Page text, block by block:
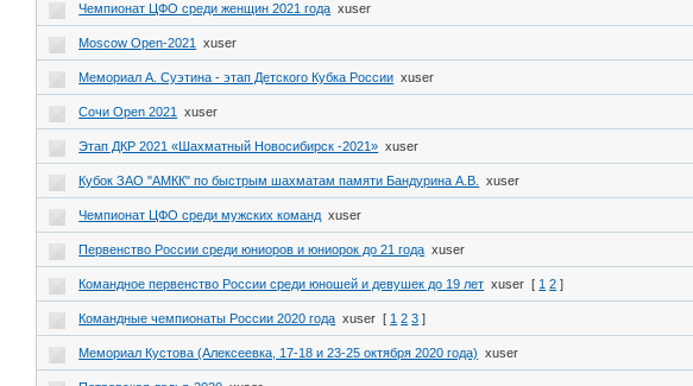
Чемпионат ЦФО среди женщин 2021 года xuser
Moscow Open-2021 xuser
Мемориал А. Суэтина - этап Детского Кубка России xuser
Сочи Open 2021 xuser
Этап ДКР 2021 «Шахматный Новосибирск -2021» xuser
Кубок ЗАО "АМКК" по быстрым шахматам памяти Бандурина А.В. xuser
Чемпионат ЦФО среди мужских команд xuser
Первенство России среди юниоров и юниорок до 21 года xuser
Командное первенство России среди юношей и девушек до 19 лет xuser [ 1 2 ]
Командные чемпионаты России 2020 года xuser [ 1 2 3 ]
Мемориал Кустова (Алексеевка, 17-18 и 23-25 октября 2020 года) xuser